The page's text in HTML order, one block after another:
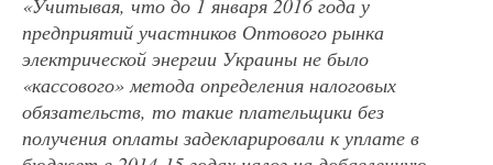
предприятий участников Оптового рынка
электрической энергии Украины не было
«кассового» метода определения налоговых
обязательств, то такие плательщики без
получения оплаты задекларировали к уплате в